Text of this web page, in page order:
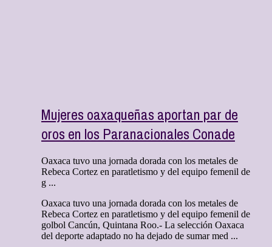
Mujeres oaxaqueñas aportan par de
oros en los Paranacionales Conade
Oaxaca tuvo una jornada dorada con los metales de
Rebeca Cortez en paratletismo y del equipo femenil de
g ...
Oaxaca tuvo una jornada dorada con los metales de
Rebeca Cortez en paratletismo y del equipo femenil de
golbol Cancún, Quintana Roo.- La selección Oaxaca
del deporte adaptado no ha dejado de sumar med ...